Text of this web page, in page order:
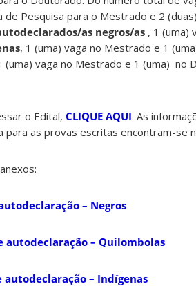
de Pesquisa para o Mestrado e 2
as negros/as , 1 (uma)
, 1 (uma) vaga no Mestrado e 1
(uma) vaga no Mestrado e 1 (uma) no
o Edital, CLIQUE AQUI. As
para as provas escritas encontram-se
– Negros
autodeclaração – Quilombolas
autodeclaração – Indígenas